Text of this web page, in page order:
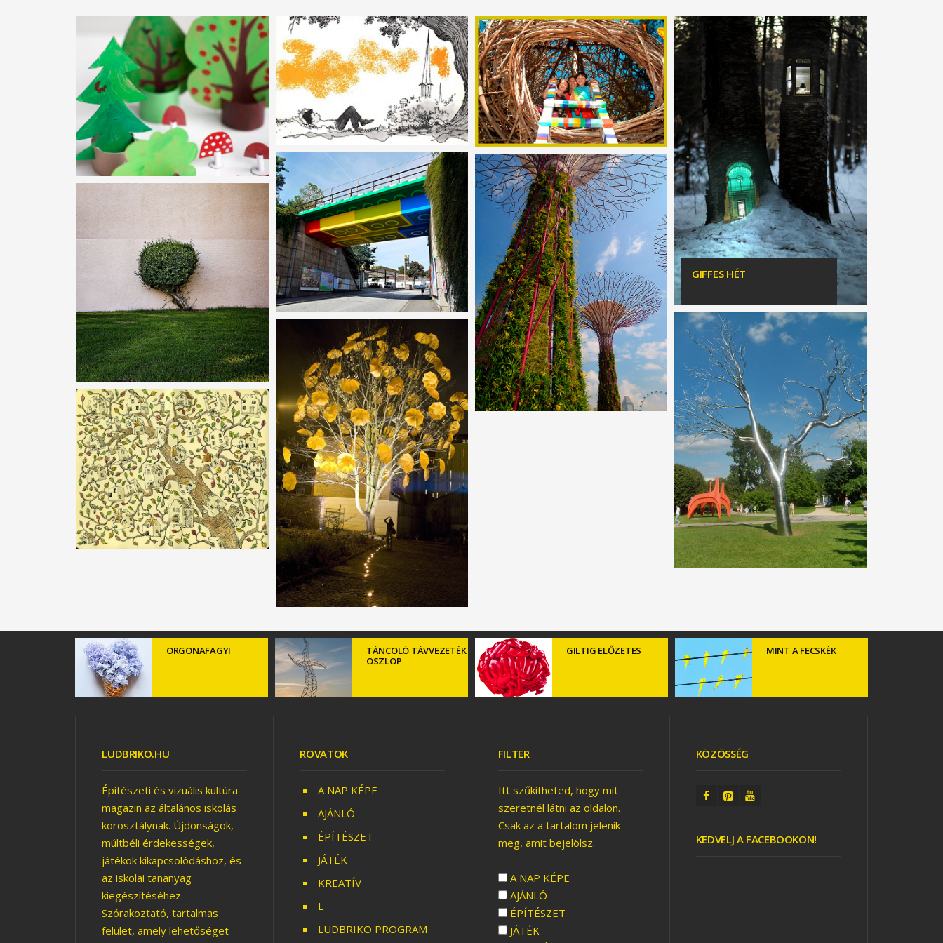
PAPÍRERDŐ
MILYEN LEGYEN? FÉSZEK – EMBEREKNEK
GIFFES HÉT
LEGÓ HÍD,
FŰZFAHOMOKOZÓ,
WC LÉNYEK
SZUPERFÁK
FA ÉS FAL
EZÜST FA
TERMÉSZETBARÁT
VÁROS
ORGONAFAGYI
TÁNCOLÓ TÁVVEZETÉK
OSZLOP
GILTIG ELŐZETES MINT A FECSKÉK
LUDBRIKO.HU
Építészeti és vizuális kultúra
magazin az általános iskolás
korosztálynak. Újdonságok,
múltbéli érdekességek,
játékok kikapcsolódáshoz, és
az iskolai tananyag
kiegészítéséhez.
Szórakoztató, tartalmas
felület, amely lehetőséget
ROVATOK
A NAP KÉPE
AJÁNLÓ
ÉPÍTÉSZET
JÁTÉK
KREATÍV
L
LUDBRIKO PROGRAM
FILTER
Itt szűkítheted, hogy mit
szeretnél látni az oldalon.
Csak az a tartalom jelenik
meg, amit bejelölsz.
A NAP KÉPE
AJÁNLÓ
ÉPÍTÉSZET
JÁTÉK
KÖZÖSSÉG
KEDVELJ A FACEBOOKON!